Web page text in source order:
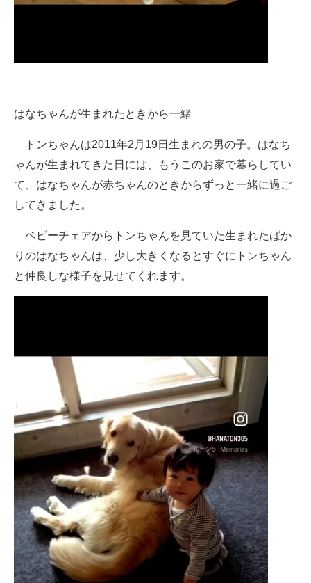
はなちゃんが生まれたときから一緒
トンちゃんは2011年2月19日生まれの男の子。はなち
ゃんが生まれてきた日には、もうこのお家で暮らしてい
て、はなちゃんが赤ちゃんのときからずっと一緒に過ご
してきました。
ベビーチェアからトンちゃんを見ていた生まれたばか
りのはなちゃんは、少し大きくなるとすぐにトンちゃん
と仲良しな様子を見せてくれます。